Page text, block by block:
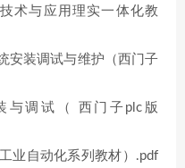
术与应用理实一体化教
安装调试与维护（西门子
与调试（ 西门子plc版
业自动化系列教材）.pdf